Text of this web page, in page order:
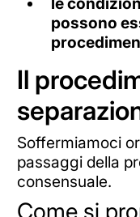
possono
Il
Soffermiamoci
passaggi della
consensuale.